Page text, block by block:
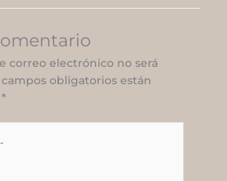
correo electrónico no será
campos obligatorios están
*